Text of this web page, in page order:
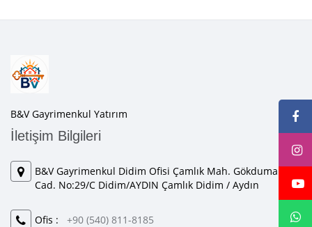
B&V Gayrimenkul Yatırım
İletişim Bilgileri
B&V Gayrimenkul Didim Ofisi Çamlık Mah. Gökduman
Cad. No:29/C Didim/AYDIN Çamlık Didim / Aydın
Ofis : +90 (540) 811-8185